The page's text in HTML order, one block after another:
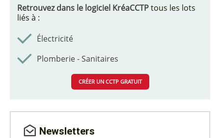
Retrouvez dans le logiciel KréaCCTPtous les lots
liés à :
Électricité
Plomberie - Sanitaires
CRÉER UN CCTP GRATUIT
Newsletters